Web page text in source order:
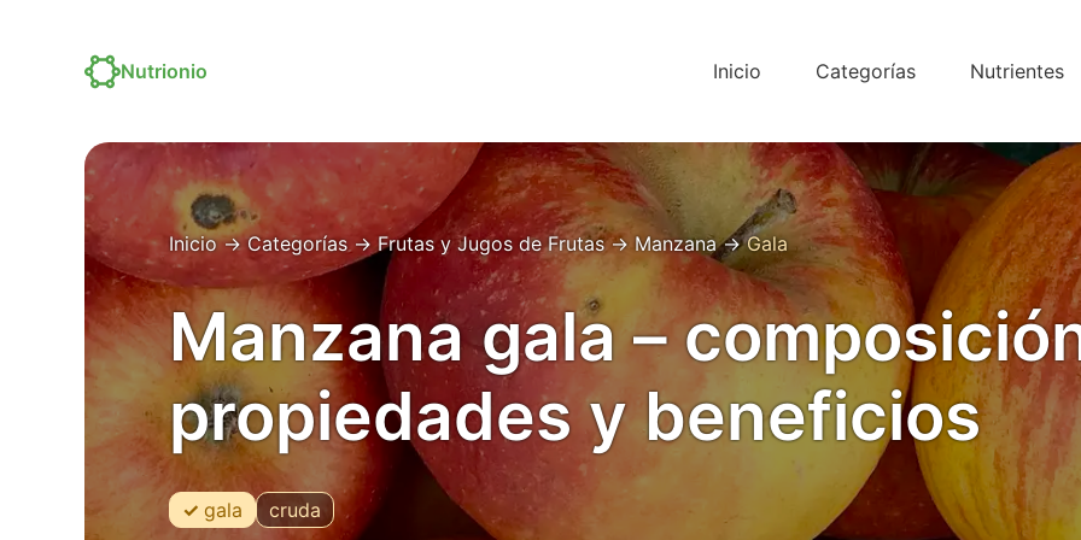
Nutrionio Inicio Categorías Nutrientes
Inicio→Categorías→ Frutas y Jugos de Frutas→ Manzana→Gala
Manzana gala –
propiedades y beneficios
gala cruda